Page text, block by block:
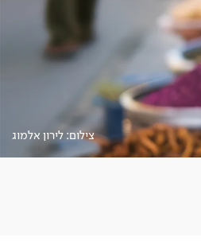
קול קורא
צילום: לירון אלמוג